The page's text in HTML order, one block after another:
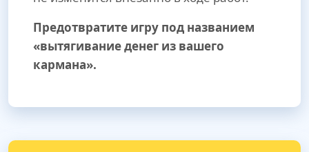
Предотвратите игру под названием
«вытягивание денег из вашего
кармана».